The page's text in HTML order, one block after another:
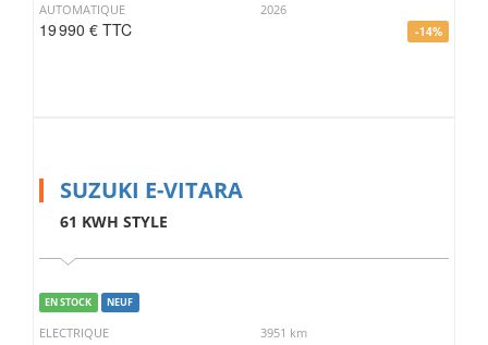
AUTOMATIQUE
2026
19 990 € TTC -14%
SUZUKI E-VITARA
61 KWH STYLE
EN STOCK NEUF
ELECTRIQUE
3951 km